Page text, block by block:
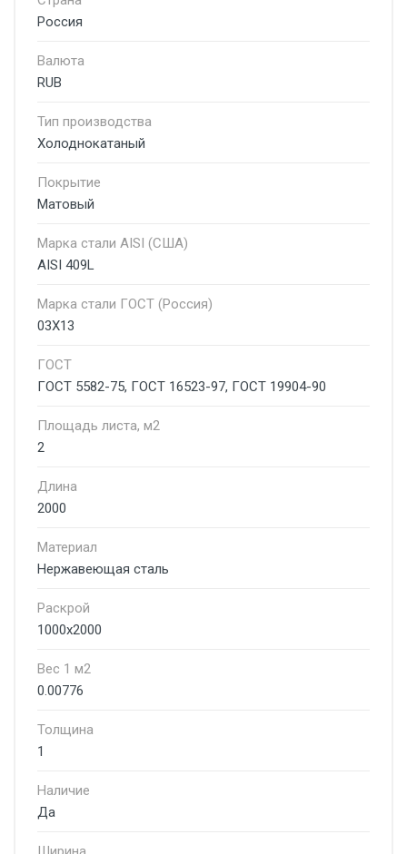
Россия
Валюта
RUB
Тип производства
Холоднокатаный
Покрытие
Матовый
Марка стали AISI (США)
AISI 409L
Марка стали ГОСТ (Россия)
03Х13
ГОСТ
ГОСТ 5582-75, ГОСТ 16523-97, ГОСТ 19904-90
Площадь листа, м2
2
Длина
2000
Материал
Нержавеющая сталь
Раскрой
1000х2000
Вес 1 м2
0.00776
Толщина
1
Наличие
Да